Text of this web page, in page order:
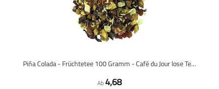
Piña Colada - Früchtetee 100 Gramm - Café du Jour lose Teemischung
Ab4,68